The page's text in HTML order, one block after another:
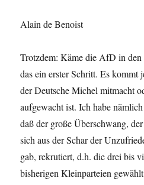
Alain de Benoist
Trotzdem: Käme die AfD in den
das ein erster Schritt. Es kommt
der Deutsche Michel mitmacht
aufgewacht ist. Ich habe
daß der große Überschwang,
sich aus der Schar der
gab, rekrutiert, d.h. die drei bis
bisherigen Kleinparteien